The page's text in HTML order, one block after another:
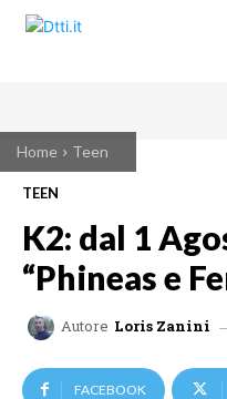
Home Teen
TEEN
K2: dal 1
“Phineas e
Autore Loris Zanini
FACEBOOK